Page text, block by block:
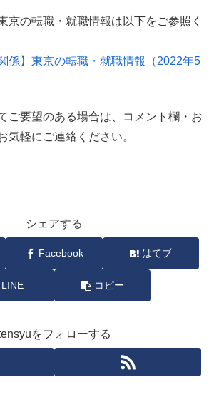
京の転職・就職情報は以下をご参照く
係】東京の転職・就職情報（2022年5
ご要望のある場合は、コメント欄・お
気軽にご連絡ください。
シェアする
Facebook はてブ
LINE コピー
をフォローする